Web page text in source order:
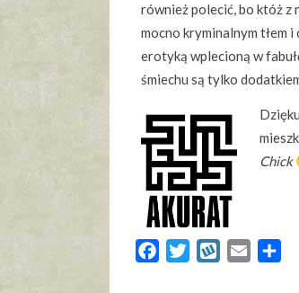
również polecić, bo któż z
mocno kryminalnym tłem
erotyką wplecioną w
śmiechu są tylko
Chick
FacebookTwitterWykopEmail